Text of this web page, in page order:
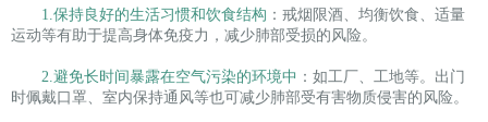
1.保持良好的生活习惯和饮食结构 ：戒烟限酒、均衡饮食、适量
运动等有助于提高身体免疫力，减少肺部受损的风险。
2.避免长时间暴露在空气污染的环境中 ：如工厂、工地等。出门
时佩戴口罩、室内保持通风等也可减少肺部受有害物质侵害的风险。